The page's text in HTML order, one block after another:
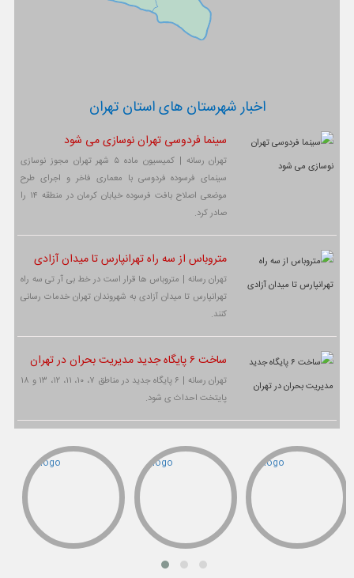
اخبار شهرستان های استان تهران
سینما فردوسی تهران نوسازی می شود
تهران رسانه | کمیسیون ماده ۵ شهر تهران مجوز نوسازی
سینمای فرسوده فردوسی با معماری فاخر و اجرای طرح
موضعی اصلاح بافت فرسوده خیابان کرمان در منطقه ۱۴ را
صادر کرد.
متروباس از سه راه تهرانپارس تا میدان آزادی
تهران رسانه | متروباس ها قرار است در خط بی آر تی سه راه
تهرانپارس تا میدان آزادی به شهروندان تهران خدمات رسانی
کنند.
ساخت ۶ پایگاه جدید مدیریت بحران در تهران
تهران رسانه | ۶ پایگاه جدید در مناطق ۷، ۱۰، ۱۱، ۱۲، ۱۳ و ۱۸
پایتخت احداث ی شود.